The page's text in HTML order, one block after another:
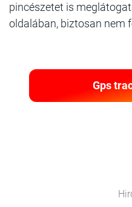
pincészetet is
oldalában, biztosan nem
Gps